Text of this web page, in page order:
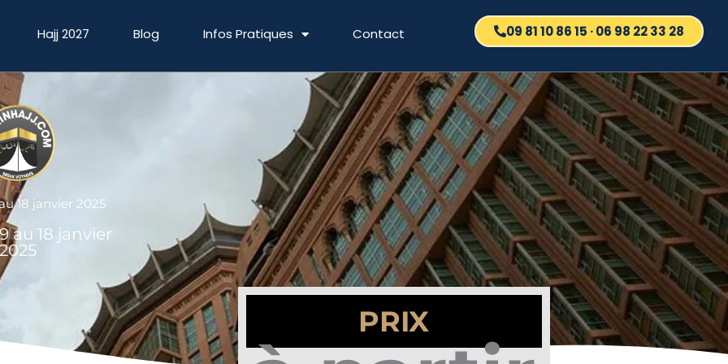
Hajj 2027 Blog Infos Pratiques Contact 09 81 10 86 15 · 06 98 22 33 28
18 janvier 2025
au 18 janvier
PRIX